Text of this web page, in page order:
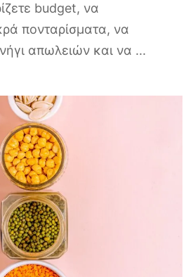
budget, να
πονταρίσματα, να
απωλειών και να ...